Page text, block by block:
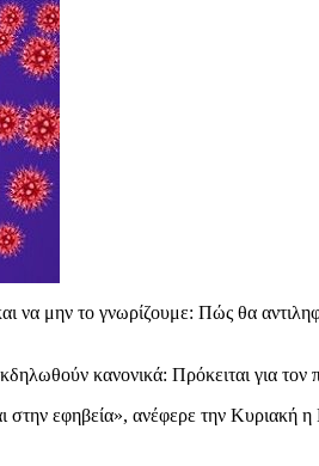
να μην το γνωρίζουμε: Πώς θα
κανονικά: Πρόκειται για
εφηβεία», ανέφερε την Κυριακή